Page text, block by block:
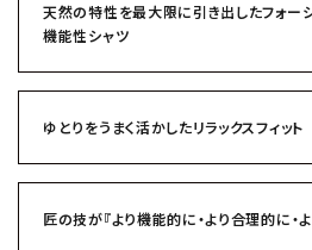
天然の特性を最大限に引き出したフォー
機能性シャツ
ゆとりをうまく活かしたリラックスフィット
匠の技が『より機能的に・より合理的に・